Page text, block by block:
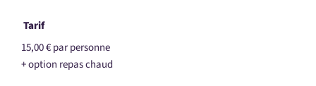
Tarif
15,00 € par personne
+ option repas chaud